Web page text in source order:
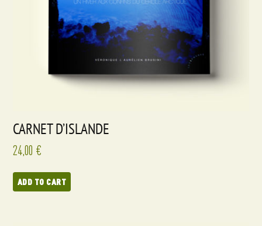
CARNET D’ISLANDE
24,00 €
ADD TO CART